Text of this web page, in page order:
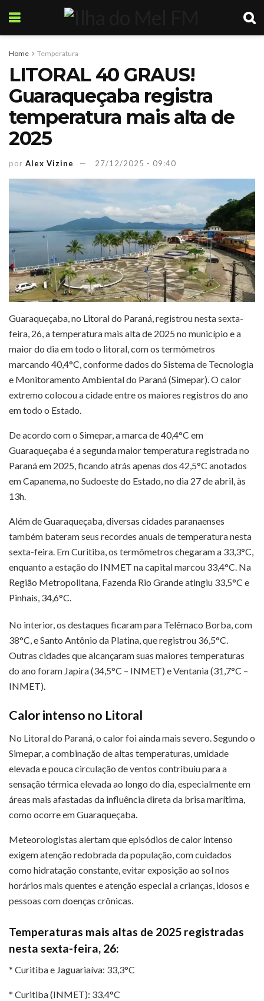
Home Temperatura
LITORAL 40 GRAUS!
Guaraqueçaba registra
temperatura mais alta de
2025
por Alex Vizine 27/12/2025 - 09:40
Guaraqueçaba, no Litoral do Paraná, registrou nesta sexta-
feira, 26, a temperatura mais alta de 2025 no município e a
maior do dia em todo o litoral, com os termômetros
marcando 40,4°C, conforme dados do Sistema de Tecnologia
e Monitoramento Ambiental do Paraná (Simepar). O calor
extremo colocou a cidade entre os maiores registros do ano
em todo o Estado.
De acordo com o Simepar, a marca de 40,4°C em
Guaraqueçaba é a segunda maior temperatura registrada no
Paraná em 2025, ficando atrás apenas dos 42,5°C anotados
em Capanema, no Sudoeste do Estado, no dia 27 de abril, às
13h.
Além de Guaraqueçaba, diversas cidades paranaenses
também bateram seus recordes anuais de temperatura nesta
sexta-feira. Em Curitiba, os termômetros chegaram a 33,3°C,
enquanto a estação do INMET na capital marcou 33,4°C. Na
Região Metropolitana, Fazenda Rio Grande atingiu 33,5°C e
Pinhais, 34,6°C.
No interior, os destaques ficaram para Telêmaco Borba, com
38°C, e Santo Antônio da Platina, que registrou 36,5°C.
Outras cidades que alcançaram suas maiores temperaturas
do ano foram Japira (34,5°C – INMET) e Ventania (31,7°C –
INMET).
Calor intenso no Litoral
No Litoral do Paraná, o calor foi ainda mais severo. Segundo o
Simepar, a combinação de altas temperaturas, umidade
elevada e pouca circulação de ventos contribuiu para a
sensação térmica elevada ao longo do dia, especialmente em
áreas mais afastadas da influência direta da brisa marítima,
como ocorre em Guaraqueçaba.
Meteorologistas alertam que episódios de calor intenso
exigem atenção redobrada da população, com cuidados
como hidratação constante, evitar exposição ao sol nos
horários mais quentes e atenção especial a crianças, idosos e
pessoas com doenças crônicas.
Temperaturas mais altas de 2025 registradas
nesta sexta-feira, 26:
* Curitiba e Jaguariaíva: 33,3°C
* Curitiba (INMET): 33,4°C